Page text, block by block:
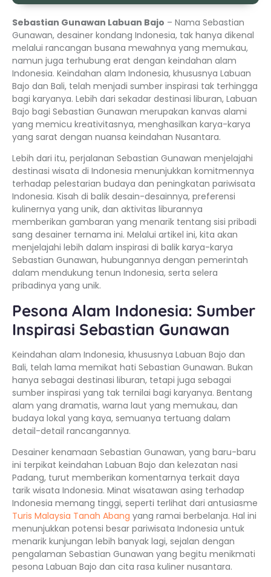
Sebastian Gunawan Labuan Bajo – Nama Sebastian
Gunawan, desainer kondang Indonesia, tak hanya dikenal
melalui rancangan busana mewahnya yang memukau,
namun juga terhubung erat dengan keindahan alam
Indonesia. Keindahan alam Indonesia, khususnya Labuan
Bajo dan Bali, telah menjadi sumber inspirasi tak terhingga
bagi karyanya. Lebih dari sekadar destinasi liburan, Labuan
Bajo bagi Sebastian Gunawan merupakan kanvas alami
yang memicu kreativitasnya, menghasilkan karya-karya
yang sarat dengan nuansa keindahan Nusantara.
Lebih dari itu, perjalanan Sebastian Gunawan menjelajahi
destinasi wisata di Indonesia menunjukkan komitmennya
terhadap pelestarian budaya dan peningkatan pariwisata
Indonesia. Kisah di balik desain-desainnya, preferensi
kulinernya yang unik, dan aktivitas liburannya
memberikan gambaran yang menarik tentang sisi pribadi
sang desainer ternama ini. Melalui artikel ini, kita akan
menjelajahi lebih dalam inspirasi di balik karya-karya
Sebastian Gunawan, hubungannya dengan pemerintah
dalam mendukung tenun Indonesia, serta selera
pribadinya yang unik.
Pesona Alam Indonesia: Sumber
Inspirasi Sebastian Gunawan
Keindahan alam Indonesia, khususnya Labuan Bajo dan
Bali, telah lama memikat hati Sebastian Gunawan. Bukan
hanya sebagai destinasi liburan, tetapi juga sebagai
sumber inspirasi yang tak ternilai bagi karyanya. Bentang
alam yang dramatis, warna laut yang memukau, dan
budaya lokal yang kaya, semuanya tertuang dalam
detail-detail rancangannya.
Desainer kenamaan Sebastian Gunawan, yang baru-baru
ini terpikat keindahan Labuan Bajo dan kelezatan nasi
Padang, turut memberikan komentarnya terkait daya
tarik wisata Indonesia. Minat wisatawan asing terhadap
Indonesia memang tinggi, seperti terlihat dari antusiasme
Turis Malaysia Tanah Abang yang ramai berbelanja. Hal ini
menunjukkan potensi besar pariwisata Indonesia untuk
menarik kunjungan lebih banyak lagi, sejalan dengan
pengalaman Sebastian Gunawan yang begitu menikmati
pesona Labuan Bajo dan cita rasa kuliner nusantara.